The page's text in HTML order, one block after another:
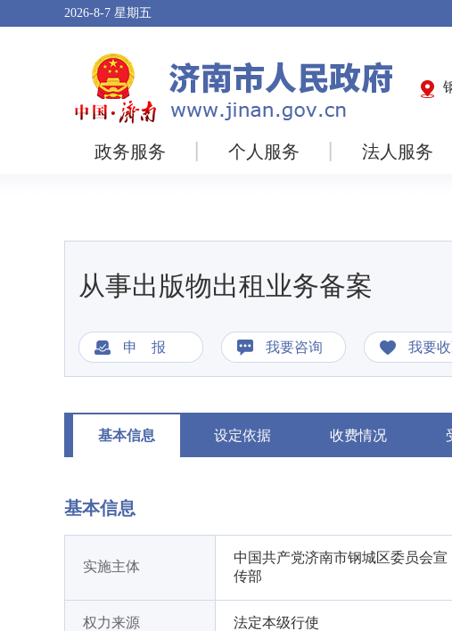
2026-8-7 星期五
政务服务 个人服务 法人服务
从事出版物出租业务备案
申 报 我要咨询 我要
基本信息 设定依据 收费情况
基本信息
实施主体
中国共产党济南市钢城区委员会宣
传部
权力来源 法定本级行使